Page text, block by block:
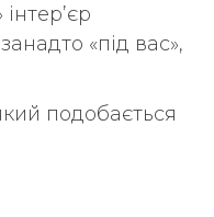
«під вас»,
подобається